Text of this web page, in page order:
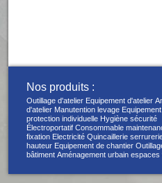
Nos produits :
Outillage d'atelier Equipement d'atelier
d'atelier Manutention levage
protection individuelle Hygiène sécurité
Électroportatif Consommable
fixation Electricité Quincaillerie
hauteur Equipement de chantier
bâtiment Aménagement urbain espaces